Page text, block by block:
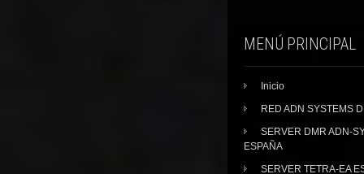
MENÚ PRINCIPAL
Inicio
RED ADN SYSTEMS
SERVER DMR ADN-
ESPAÑA
SERVER TETRA-EA